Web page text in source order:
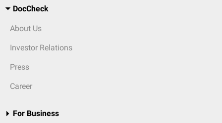
DocCheck
About Us
Investor Relations
Press
Career
For Business